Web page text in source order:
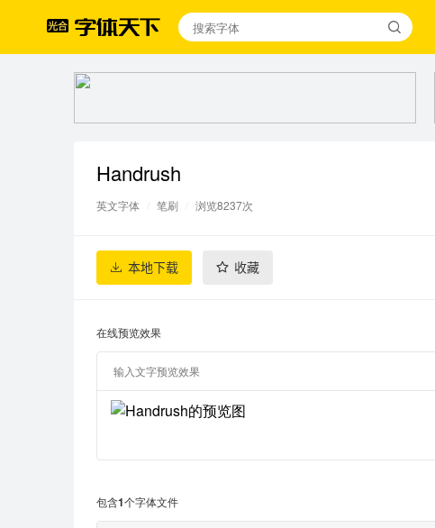
Handrush
英文字体 笔刷 浏览8237次
本地下载 收藏
在线预览效果
包含1个字体文件